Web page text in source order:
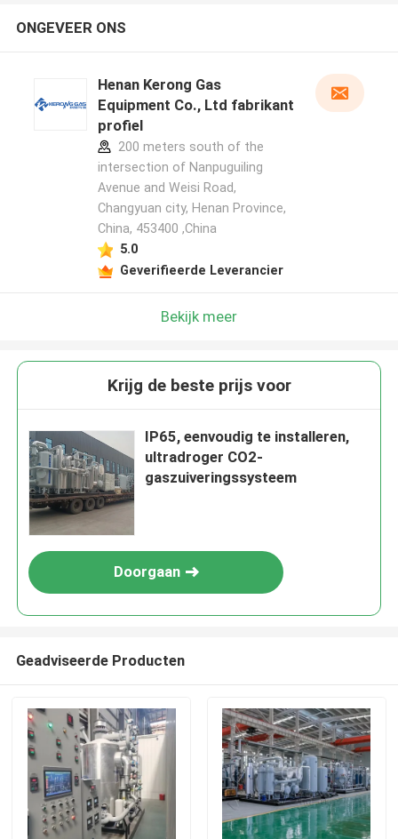
Thuis
ONGEVEER ONS
Henan Kerong Gas
Equipment Co., Ltd fabrikant
profiel
200 meters south of the
intersection of Nanpuguiling
Avenue and Weisi Road,
Changyuan city, Henan Province,
China, 453400 ,China
5.0
Geverifieerde Leverancier
Bekijk meer
Krijg de beste prijs voor
IP65, eenvoudig te installeren,
ultradroger CO2-
gaszuiveringssysteem
Doorgaan
Geadviseerde Producten